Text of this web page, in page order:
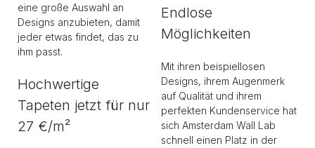
eine große Auswahl an
Designs anzubieten, damit
jeder etwas findet, das zu
ihm passt.
Hochwertige
Tapeten jetzt für nur
27 €/m²
Endlose
Möglichkeiten
Mit ihren beispiellosen
Designs, ihrem Augenmerk
auf Qualität und ihrem
perfekten Kundenservice hat
sich Amsterdam Wall Lab
schnell einen Platz in der